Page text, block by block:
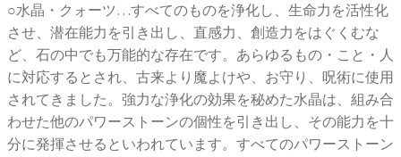
○水晶・クォーツ…すべてのものを浄化し、生命力を活性化
させ、潜在能力を引き出し、直感力、創造力をはぐくむな
ど、石の中でも万能的な存在です。あらゆるもの・こと・人
に対応するとされ、古来より魔よけや、お守り、呪術に使用
されてきました。強力な浄化の効果を秘めた水晶は、組み合
わせた他のパワーストーンの個性を引き出し、その能力を十
分に発揮させるといわれています。すべてのパワーストーン